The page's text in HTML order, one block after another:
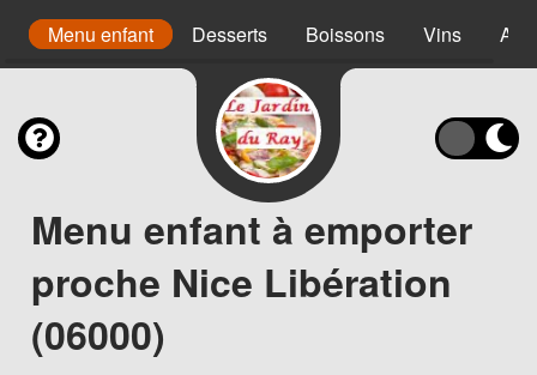
Menu enfant Desserts Boissons Vins
Menu enfant à emporter
proche Nice Libération
(06000)